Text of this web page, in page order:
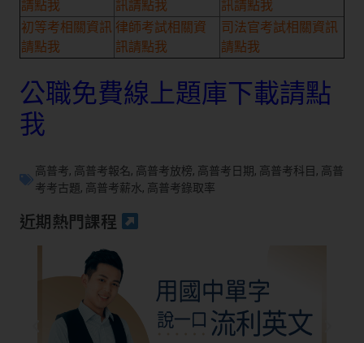
請點我
訊請點我
訊請點我
初等考相關資訊
請點我
律師考試相關資
訊請點我
司法官考試相關資訊
請點我
公職免費線上題庫下載請點
我
高普考, 高普考報名, 高普考放榜, 高普考日期, 高普考科目 , 高普
考考古題, 高普考薪水, 高普考錄取率
近期熱門課程